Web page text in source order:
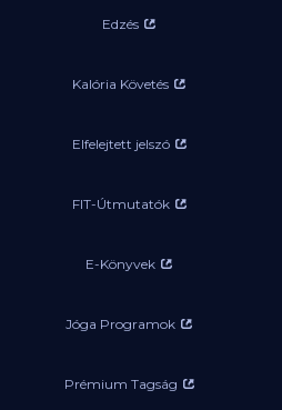
Edzés
Kalória Követés
Elfelejtett jelszó
FIT-Útmutatók
E-Könyvek
Jóga Programok
Prémium Tagság